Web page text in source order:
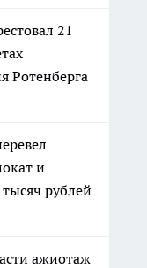
21
Ротенберга
и
рублей
ажиотаж